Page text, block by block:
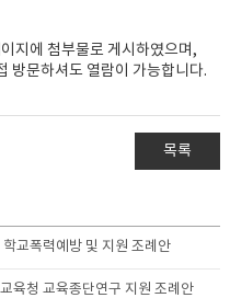
지에 첨부물로 게시하였으며,
방문하셔도 열람이 가능합니다.
목록
교폭력예방 및 지원 조례안
육청 교육종단연구 지원 조례안